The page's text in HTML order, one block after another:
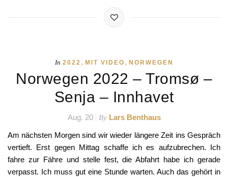
In 2022 , MIT VIDEO , NORWEGEN
Norwegen 2022 – Tromsø –
Senja – Innhavet
Aug. 20 By Lars Benthaus
Am nächsten Morgen sind wir wieder längere Zeit ins Gespräch
vertieft. Erst gegen Mittag schaffe ich es aufzubrechen. Ich
fahre zur Fähre und stelle fest, die Abfahrt habe ich gerade
verpasst. Ich muss gut eine Stunde warten. Auch das gehört in